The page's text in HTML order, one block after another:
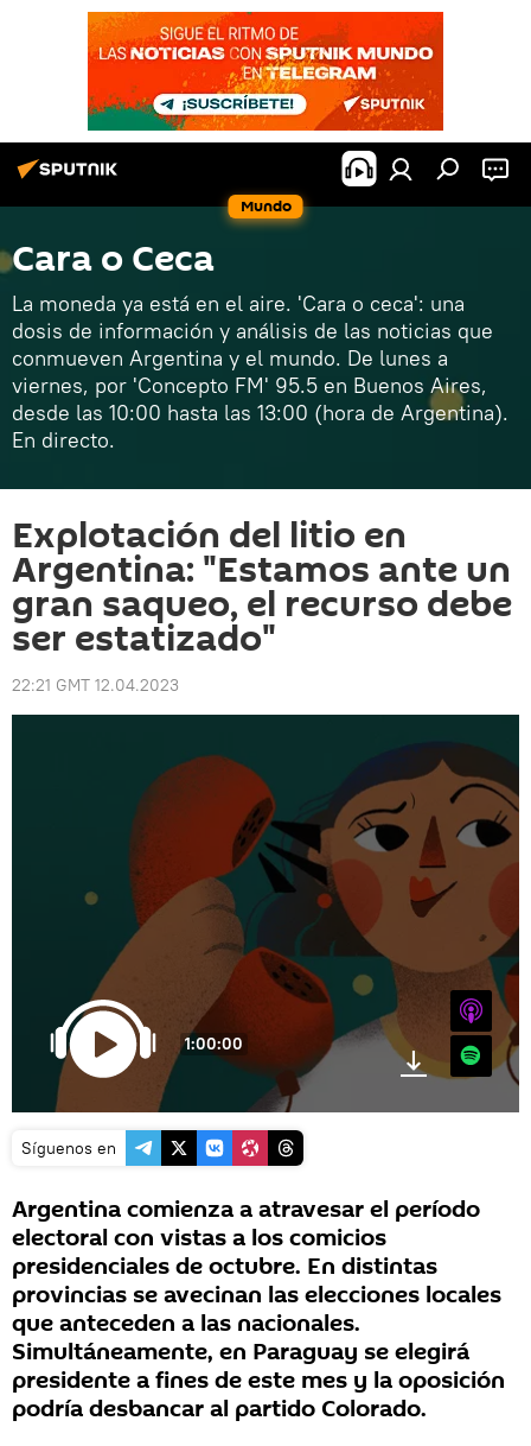
Mundo
Cara o Ceca
La moneda ya está en el aire. 'Cara o ceca': una
dosis de información y análisis de las noticias que
conmueven Argentina y el mundo. De lunes a
viernes, por 'Concepto FM' 95.5 en Buenos Aires,
desde las 10:00 hasta las 13:00 (hora de Argentina).
En directo.
Explotación del litio en
Argentina: "Estamos ante un
gran saqueo, el recurso debe
ser estatizado"
22:21 GMT 12.04.2023
1:00:00 Spotify
Síguenos en
Argentina comienza a atravesar el período
electoral con vistas a los comicios
presidenciales de octubre. En distintas
provincias se avecinan las elecciones locales
que anteceden a las nacionales.
Simultáneamente, en Paraguay se elegirá
presidente a fines de este mes y la oposición
podría desbancar al partido Colorado.